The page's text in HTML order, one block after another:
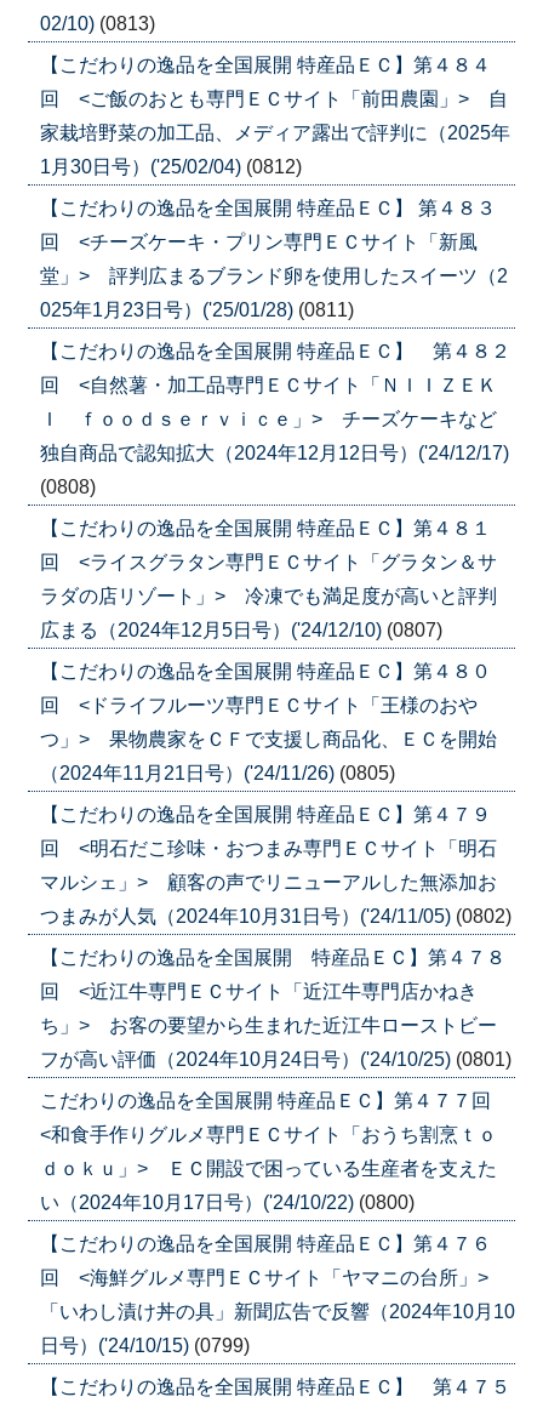
02/10) (0813)
【こだわりの逸品を全国展開 特産品ＥＣ】第４８４
回 <ご飯のおとも専門ＥＣサイト「前田農園」> 自
家栽培野菜の加工品、メディア露出で評判に（2025年
1月30日号）('25/02/04) (0812)
【こだわりの逸品を全国展開 特産品ＥＣ】 第４８３
回 <チーズケーキ・プリン専門ＥＣサイト「新風
堂」> 評判広まるブランド卵を使用したスイーツ（2
025年1月23日号）('25/01/28) (0811)
【こだわりの逸品を全国展開 特産品ＥＣ】 第４８２
回 <自然薯・加工品専門ＥＣサイト「ＮＩＩＺＥＫ
Ｉ ｆｏｏｄｓｅｒｖｉｃｅ」> チーズケーキなど
独自商品で認知拡大（2024年12月12日号）('24/12/17)
(0808)
【こだわりの逸品を全国展開 特産品ＥＣ】第４８１
回 <ライスグラタン専門ＥＣサイト「グラタン＆サ
ラダの店リゾート」> 冷凍でも満足度が高いと評判
広まる（2024年12月5日号）('24/12/10) (0807)
【こだわりの逸品を全国展開 特産品ＥＣ】第４８０
回 <ドライフルーツ専門ＥＣサイト「王様のおや
つ」> 果物農家をＣＦで支援し商品化、ＥＣを開始
（2024年11月21日号）('24/11/26) (0805)
【こだわりの逸品を全国展開 特産品ＥＣ】第４７９
回 <明石だこ珍味・おつまみ専門ＥＣサイト「明石
マルシェ」> 顧客の声でリニューアルした無添加お
つまみが人気（2024年10月31日号）('24/11/05) (0802)
【こだわりの逸品を全国展開 特産品ＥＣ】第４７８
回 <近江牛専門ＥＣサイト「近江牛専門店かねき
ち」> お客の要望から生まれた近江牛ローストビー
フが高い評価（2024年10月24日号）('24/10/25) (0801)
こだわりの逸品を全国展開 特産品ＥＣ】第４７７回
<和食手作りグルメ専門ＥＣサイト「おうち割烹ｔｏ
ｄｏｋｕ」> ＥＣ開設で困っている生産者を支えた
い（2024年10月17日号）('24/10/22) (0800)
【こだわりの逸品を全国展開 特産品ＥＣ】第４７６
回 <海鮮グルメ専門ＥＣサイト「ヤマニの台所」>
「いわし漬け丼の具」新聞広告で反響（2024年10月10
日号）('24/10/15) (0799)
【こだわりの逸品を全国展開 特産品ＥＣ】 第４７５